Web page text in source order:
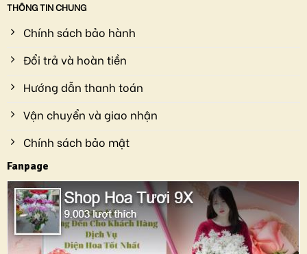
THÔNG TIN CHUNG
Chính sách bảo hành
Đổi trả và hoàn tiền
Hướng dẫn thanh toán
Vận chuyển và giao nhận
Chính sách bảo mật
Fanpage